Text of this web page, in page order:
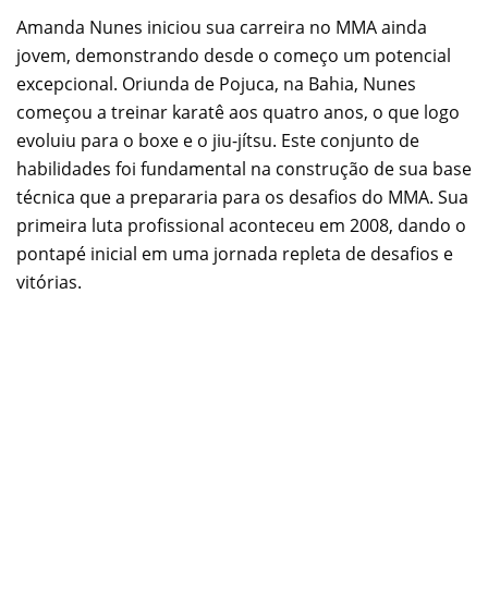
Amanda Nunes iniciou sua carreira no MMA ainda
jovem, demonstrando desde o começo um potencial
excepcional. Oriunda de Pojuca, na Bahia, Nunes
começou a treinar karatê aos quatro anos, o que logo
evoluiu para o boxe e o jiu-jítsu. Este conjunto de
habilidades foi fundamental na construção de sua base
técnica que a prepararia para os desafios do MMA. Sua
primeira luta profissional aconteceu em 2008, dando o
pontapé inicial em uma jornada repleta de desafios e
vitórias.